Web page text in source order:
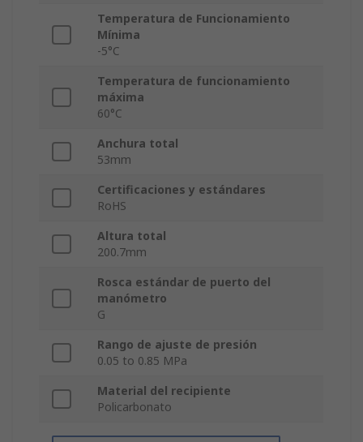
Temperatura de Funcionamiento
Mínima
-5°C
Temperatura de funcionamiento
máxima
60°C
Anchura total
53mm
Certificaciones y estándares
RoHS
Altura total
200.7mm
Rosca estándar de puerto del
manómetro
G
Rango de ajuste de presión
0.05 to 0.85 MPa
Material del recipiente
Policarbonato